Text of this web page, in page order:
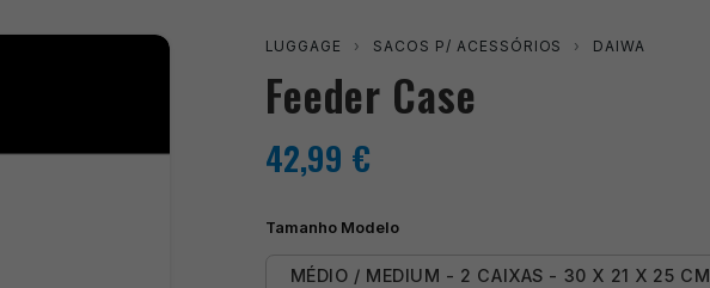
LUGGAGE › SACOS P/ ACESSÓRIOS › DAIWA
Feeder Case
42,99 €
Tamanho Modelo
MÉDIO / MEDIUM - 2 CAIXAS - 30 X 21 X 25 CM